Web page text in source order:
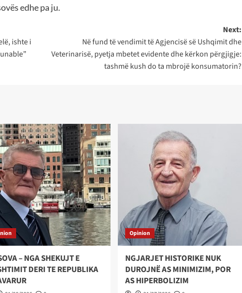
edhe pa ju.
ishte i
Next:
Në fund të vendimit të Agjencisë së Ushqimit dhe
Veterinarisë, pyetja mbetet evidente dhe kërkon përgjigje:
tashmë kush do ta mbrojë konsumatorin?
– NGA SHEKUJT E
DERI TE REPUBLIKA
Opinion
NGJARJET HISTORIKE NUK
DUROJNË AS MINIMIZIM, POR
AS HIPERBOLIZIM